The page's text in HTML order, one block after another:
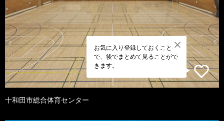
お気に入り登録しておくこと
で、後でまとめて見ることがで
きます。
十和田市総合体育センター